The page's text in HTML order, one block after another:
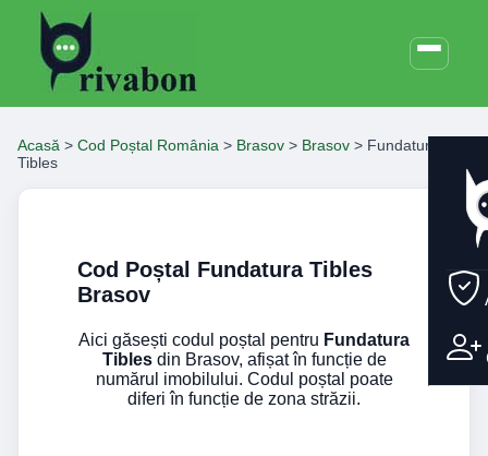
Acasă > Cod Poștal România > Brasov > Brasov > Fundatura
Tibles
Cod Poștal Fundatura Tibles
Brasov
Aici găsești codul poștal pentru Fundatura
Tiblesdin Brasov, afișat în funcție de
numărul imobilului. Codul poștal poate
diferi în funcție de zona străzii.